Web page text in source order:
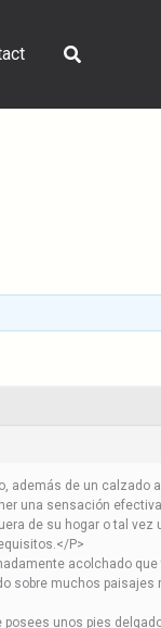
Search
además de un calzado
una sensación
de su hogar o tal vez
P>
acolchado
sobre muchos
unos pies